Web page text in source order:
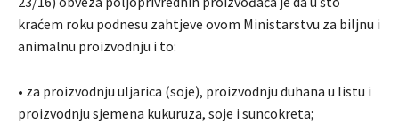
kraćem roku podnesu zahtjeve ovom Ministarstvu za biljnu i
animalnu proizvodnju i to:
• za proizvodnju uljarica (soje), proizvodnju duhana u listu i
proizvodnju sjemena kukuruza, soje i suncokreta;